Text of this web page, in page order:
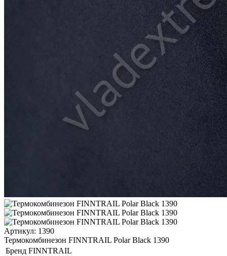
Артикул: 1390
Термокомбинезон FINNTRAIL Polar Black 1390
Бренд FINNTRAIL